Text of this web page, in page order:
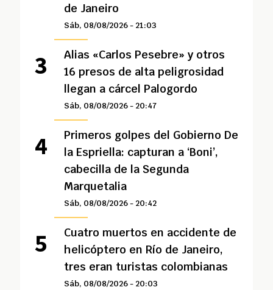
de Janeiro
Sáb, 08/08/2026 - 21:03
Alias «Carlos Pesebre» y otros
16 presos de alta peligrosidad
llegan a cárcel Palogordo
Sáb, 08/08/2026 - 20:47
Primeros golpes del Gobierno De
la Espriella: capturan a ‘Boni’,
cabecilla de la Segunda
Marquetalia
Sáb, 08/08/2026 - 20:42
Cuatro muertos en accidente de
helicóptero en Río de Janeiro,
tres eran turistas colombianas
Sáb, 08/08/2026 - 20:03